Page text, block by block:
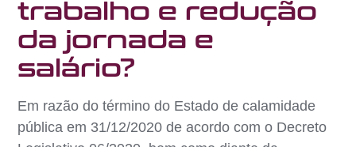
trabalho e redução
da jornada e
salário?
Em razão do término do Estado de calamidade
pública em 31/12/2020 de acordo com o Decreto